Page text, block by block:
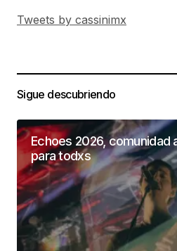
Tweets by cassinimx
Sigue descubriendo
Echoes 2026, comunidad
para todxs